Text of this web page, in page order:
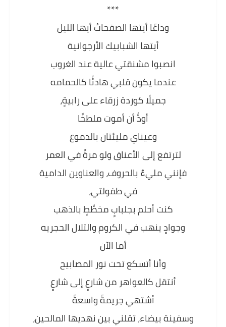
***
وداعًا أيتها الصفحاتُ أيها الليل
أيتها الشبابيك الأرجوانية
انصبوا مشنقتي عالية عند الغروب
عندما يكون قلبي هادئًا كالحمامه
جميلًا كوردة زرقاء على رابيةٍ،
أودُّ أن أموت ملطخًا
وعيناي مليئتان بالدموع
لترتفع إلى الأعناق ولو مرةً في العمر
فإنني مليءٌ بالحروف، والعناوين الدامية
في طفولتي،
كنت أحلم بجلبابٍ مخطَّطٍ بالذهب
وجوادٍ ينهب في الكروم والتلال الحجريه
أما الآن
وأنا أتسكع تحت نور المصابيح
أنتقل كالعواهر من شارعٍ إلى شارعٍ
أشتهي جريمةً واسعةً
وسفينة بيضاء، تقلني بين نهديها المالحين،